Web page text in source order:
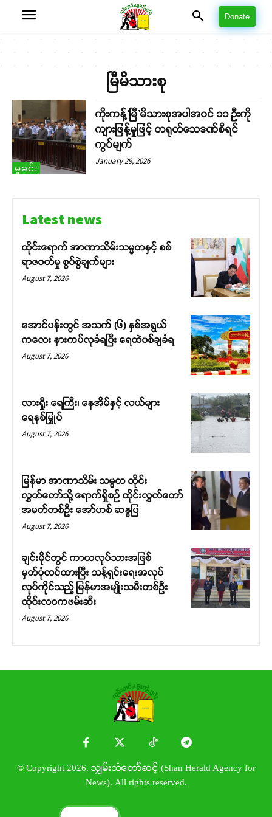
Donate
မြီမိသားစု
မှုခင်း
ကိုးကန့်‘မြီ’မိသားစုအပါအဝင် ၁၁ ဦးကို
ကျားဖြန့်မှုဖြင့် တရုတ်သေဒဏ်စီရင်
ကွပ်မျက်
January 29, 2026
Latest news
ထိုင်းရောက် အာဏာသိမ်းသမ္မတနှင့် စစ်
ရာဇဝတ်မှု စွပ်စွဲချက်များ
August 7, 2026
အောင်ပန်းတွင် အသက် (၆) နှစ်အရွယ်
ကလေး နားကပ်လုခံရပြီး ရေထဲပစ်ချခံရ
August 7, 2026
လားရှိုး ရေကြီး၊ နေအိမ်နှင့် လယ်များ
ရေနစ်မြှုပ်
August 7, 2026
မြန်မာ အာဏာသိမ်း သမ္မတ ထိုင်း
လွှတ်တော်သို့ ရောက်ရှိစဉ် ထိုင်းလွှတ်တော်
အမတ်တစ်ဦး အော်ဟစ် ဆန္ဒပြ
August 7, 2026
ချင်းမိုင်တွင် ကာယလုပ်သားအဖြစ်
မှတ်ပုံတင်ထားပြီး သန့်ရှင်းရေးအလုပ်
လုပ်ကိုင်သည့် မြန်မာအမျိုးသမီးတစ်ဦး
ထိုင်းလဝကဖမ်းဆီး
August 7, 2026
© Copyright 2026. သျှမ်းသံတော်ဆင့် (Shan Herald Agency for
News). All rights reserved.